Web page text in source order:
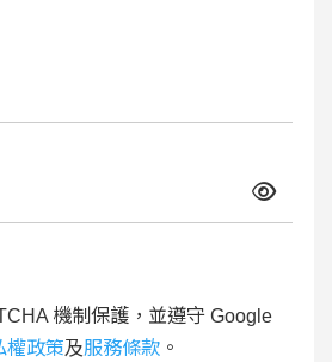
機制保護，並遵守 Google
權政策及服務條款 。